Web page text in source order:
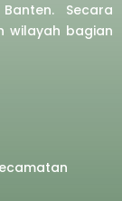
Secara
wilayah bagian